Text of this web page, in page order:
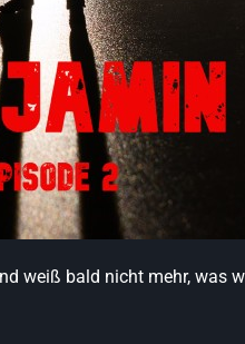
weiß bald nicht mehr,